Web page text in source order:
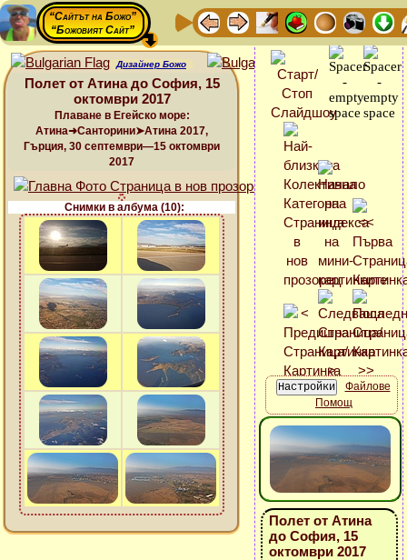
“Сайтът на Божо”
“Божовият Сайт”
Дизайнер Божо
Полет от Атина до София, 15
октомври 2017
Плаване в Егейско море:
Атина➜Санторини➤Атина 2017,
Гърция, 30 септември—15 октомври
2017
Снимки в албума (10):
Файлове
Помощ
Полет от Атина
до София, 15
октомври 2017